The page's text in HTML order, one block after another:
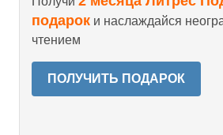
подарок и наслаждайся
чтением
ПОЛУЧИТЬ ПОДАРОК